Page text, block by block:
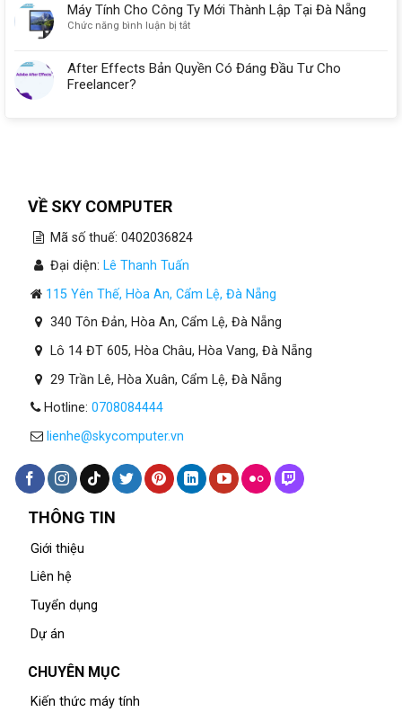
Máy Tính Cho Công Ty Mới Thành Lập Tại Đà Nẵng
Chức năng bình luận bị tắtở
Cho
After Effects Bản Quyền Có Đáng Đầu Tư Cho
Freelancer?
VỀ SKY COMPUTER
Mã số thuế: 0402036824
Đại diện: Lê Thanh Tuấn
115 Yên Thế, Hòa An, Cẩm Lệ, Đà Nẵng
340 Tôn Đản, Hòa An, Cẩm Lệ, Đà Nẵng
Lô 14 ĐT 605, Hòa Châu, Hòa Vang, Đà Nẵng
29 Trần Lê, Hòa Xuân, Cẩm Lệ, Đà Nẵng
Hotline: 0708084444
lienhe@skycomputer.vn
THÔNG TIN
Giới thiệu
Liên hệ
Tuyển dụng
Dự án
CHUYÊN MỤC
Kiến thức máy tính